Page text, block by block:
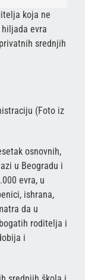
koja ne
evra
srednjih
(Foto iz
osnovnih,
u Beogradu i
evra, u
ishrana,
da u
roditelja i
i